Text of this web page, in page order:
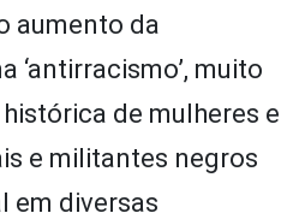
aumento da
‘antirracismo’, muito
de mulheres e
e militantes negros
em diversas